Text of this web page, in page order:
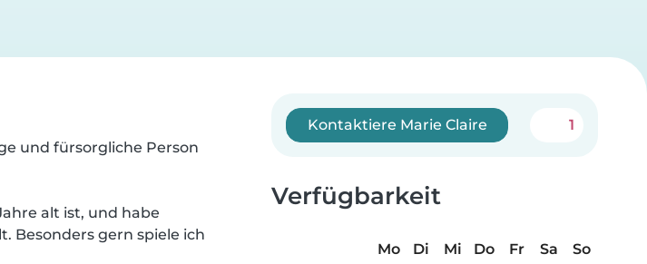
und fürsorgliche Person
alt ist, und habe
Besonders gern spiele ich
Kontaktiere Marie Claire 1
Verfügbarkeit
Mo Di Mi Do Fr Sa
So